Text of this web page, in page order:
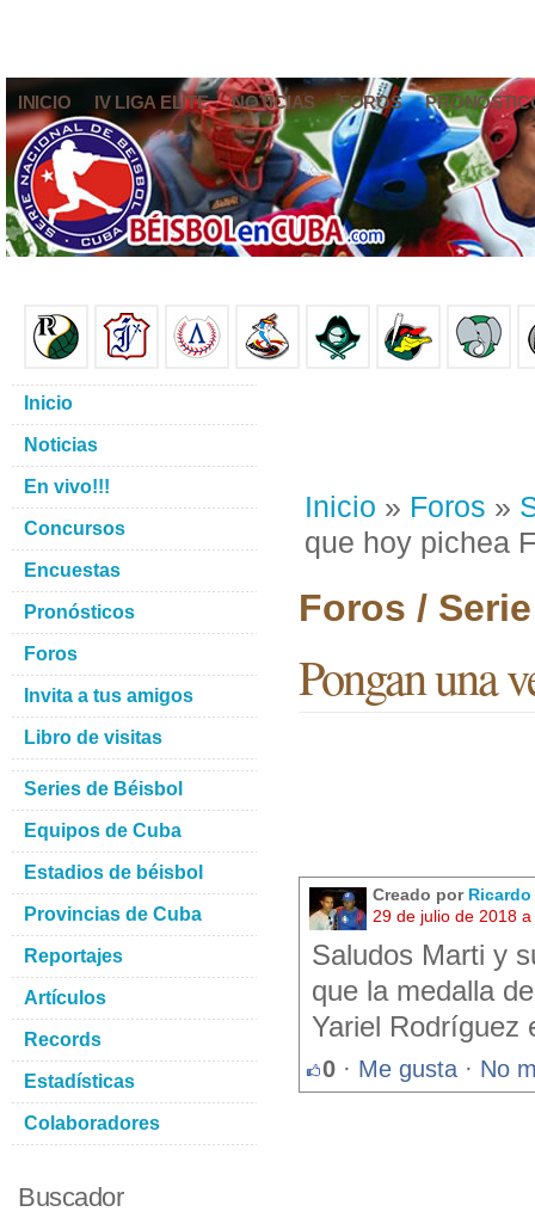
INICIO IV LIGA ELITE NOTICIAS FOROS
Inicio » Foros »
que hoy pichea
Foros /
Pongan una
Creado por Ricardo
29 de julio de 2018
Saludos Marti y
que la medalla
Yariel Rodríguez
0 · Me gusta · No
Inicio
Noticias
En vivo!!!
Concursos
Encuestas
Pronósticos
Foros
Invita a tus amigos
Libro de visitas
Series de Béisbol
Equipos de Cuba
Estadios de béisbol
Provincias de Cuba
Reportajes
Artículos
Records
Estadísticas
Colaboradores
Buscador